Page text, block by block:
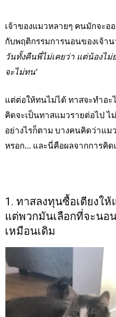
เจ้าของแมวหลายๆ คนมักจะอ
กับพฤติกรรมการนอนของเจ้า
วันทั้งคืนพี่ไม่เคยว่า แต่น้องไ
จะไม่ทน’
แต่ต่อให้ทนไม่ได้ ทาสจะทำอะ
คิดจะเป็นทาสแมวรายต่อไป ไ
อย่างไรก็ตาม บางคนคิดว่าแม
หรอก… และนี่คือผลจากการคิ
1. ทาสลงทุนซื้อเตียงใ
แต่พวกมันเลือกที่จะนอ
เหมือนเดิม